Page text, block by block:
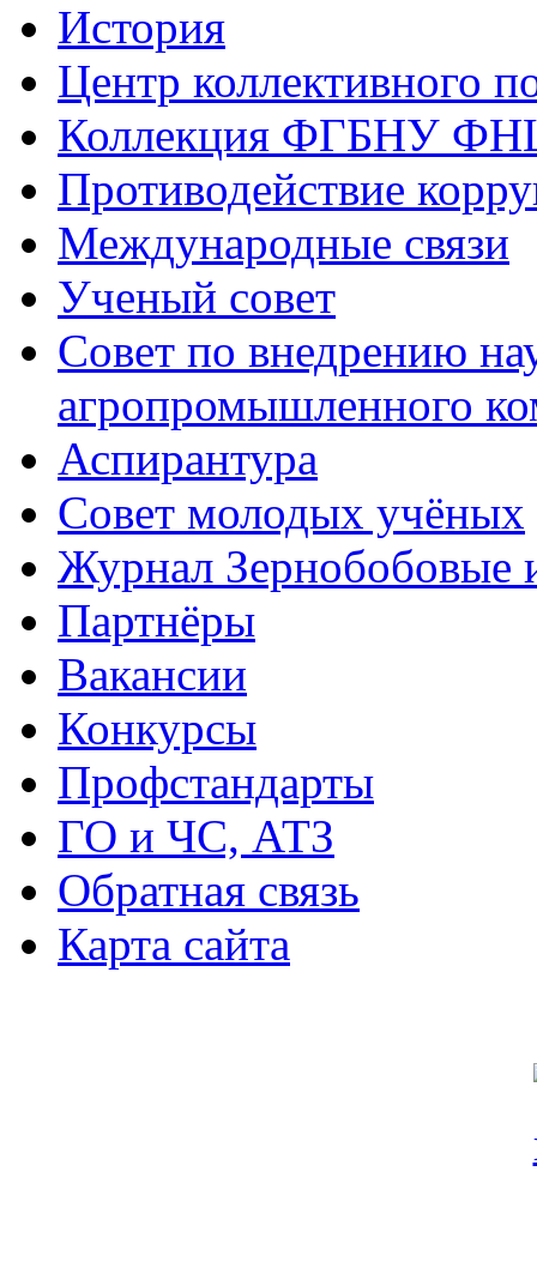
История
Центр коллективного
Коллекция ФГБНУ
Противодействие
Международные связи
Ученый совет
Совет по внедрению
агропромышленного
Аспирантура
Совет молодых учёных
Журнал Зернобобовые
Партнёры
Вакансии
Конкурсы
Профстандарты
ГО и ЧС, АТЗ
Обратная связь
Карта сайта